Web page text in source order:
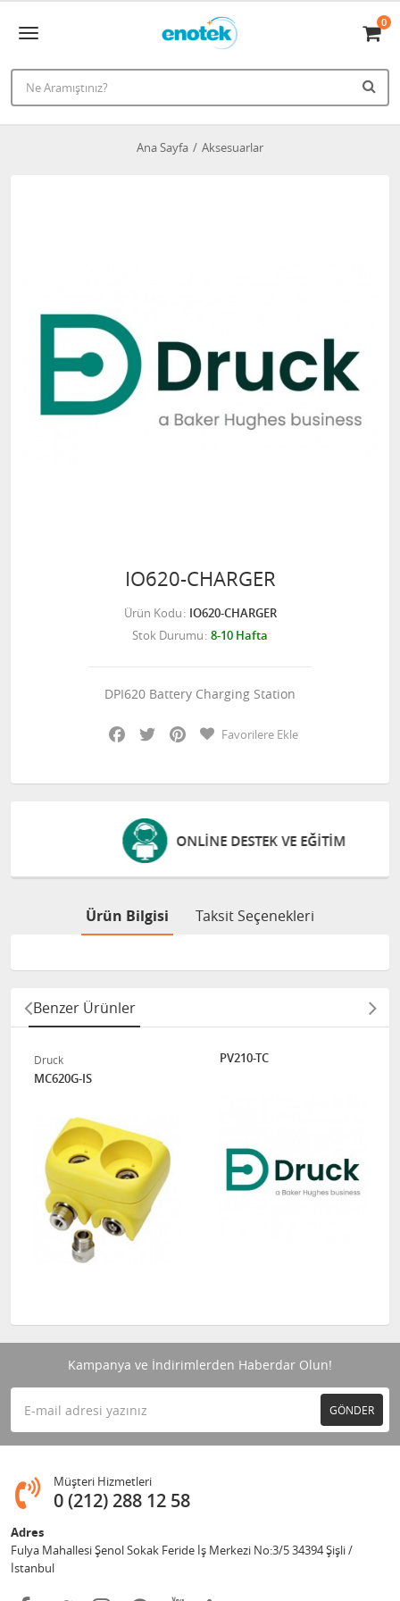
0
Ana Sayfa Aksesuarlar
IO620-CHARGER
Ürün Kodu IO620-CHARGER
Stok Durumu 8-10 Hafta
DPI620 Battery Charging Station
Facebook
Twitter PinterestFavorilere Ekle
ONLINE DESTEK VE EĞITIM
Ürün Bilgisi Taksit Seçenekleri
Benzer Ürünler
Druck
MC620G-IS
PV210-TC
Kampanya ve İndirimlerden Haberdar Olun!
GÖNDER
Müşteri Hizmetleri
0 (212) 288 12 58
Adres
Fulya Mahallesi Şenol Sokak Feride İş Merkezi No:3/5 34394 Şişli /
İstanbul